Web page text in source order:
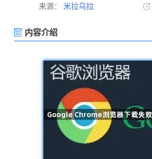
来源： 米拉乌拉
内容介绍